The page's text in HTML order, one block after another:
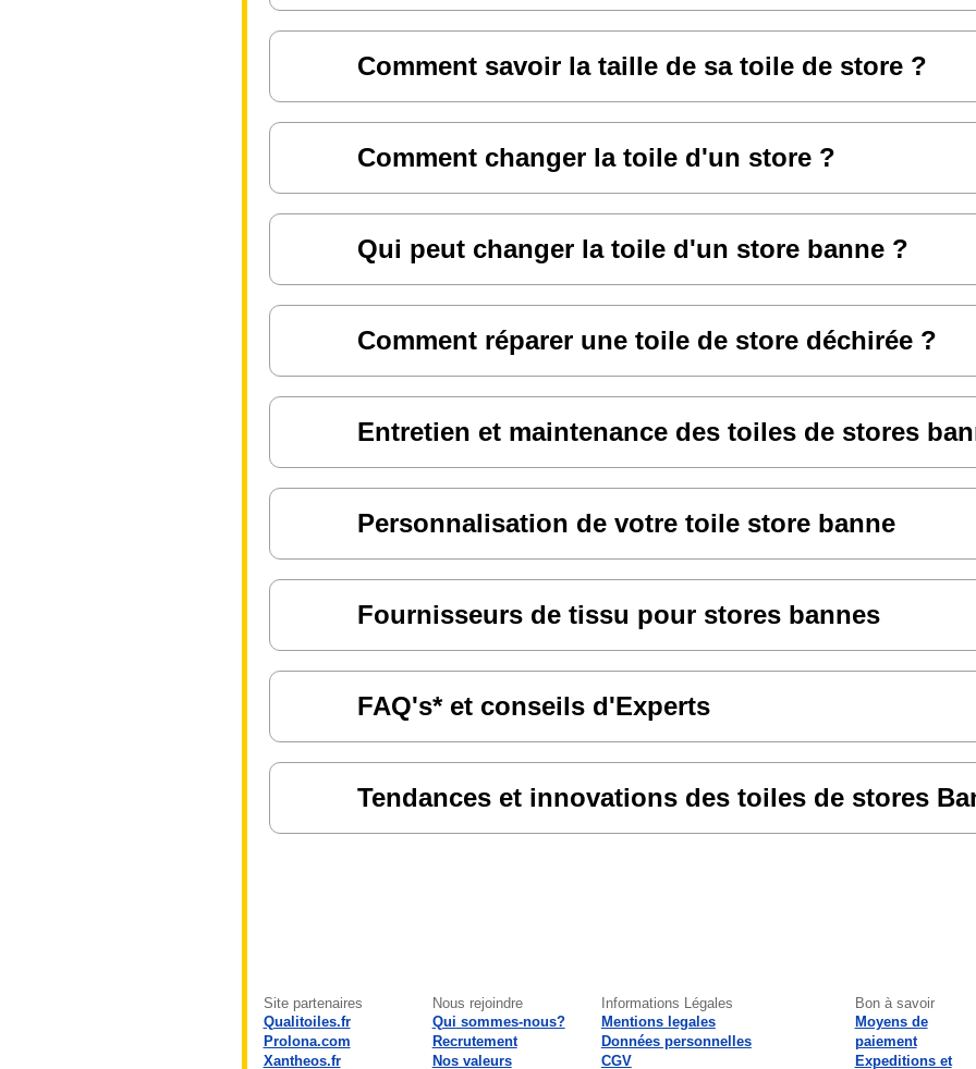
Comment savoir la taille de sa toile de store ?
Comment changer la toile d'un store ?
Qui peut changer la toile d'un store banne ?
Comment réparer une toile de store déchirée ?
Entretien et maintenance des toiles de stores
Personnalisation de votre toile store banne
Fournisseurs de tissu pour stores bannes
FAQ's* et conseils d'Experts
Tendances et innovations des toiles de stores
Site partenaires
Qualitoiles.fr
Prolona.com
Xantheos.fr
Nous rejoindre
Qui sommes-nous?
Recrutement
Nos valeurs
Informations Légales
Mentions legales
Données personnelles
CGV
Bon à savoir
Moyens de
paiement
Expeditions et